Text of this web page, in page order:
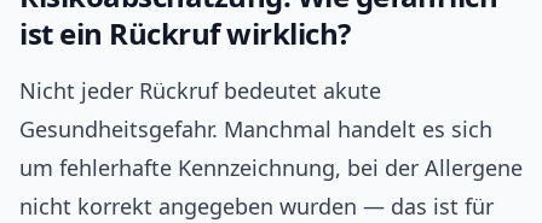
ist ein Rückruf wirklich?
Nicht jeder Rückruf bedeutet akute
Gesundheitsgefahr. Manchmal handelt es sich
um fehlerhafte Kennzeichnung, bei der Allergene
nicht korrekt angegeben wurden — das ist für